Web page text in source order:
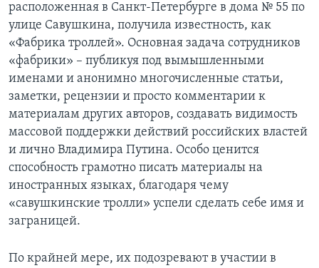
расположенная в Санкт-Петербурге в дома № 55 по
улице Савушкина, получила известность, как
«Фабрика троллей». Основная задача сотрудников
«фабрики» – публикуя под вымышленными
именами и анонимно многочисленные статьи,
заметки, рецензии и просто комментарии к
материалам других авторов, создавать видимость
массовой поддержки действий российских властей
и лично Владимира Путина. Особо ценится
способность грамотно писать материалы на
иностранных языках, благодаря чему
«савушкинские тролли» успели сделать себе имя и
заграницей.
По крайней мере, их подозревают в участии в